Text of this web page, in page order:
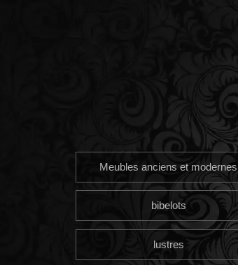
Meubles anciens et modernes
bibelots
lustres